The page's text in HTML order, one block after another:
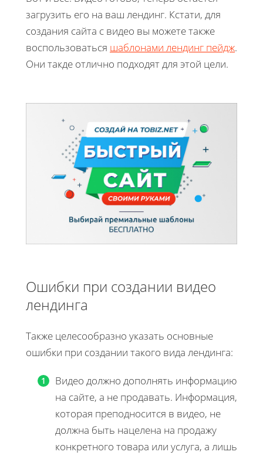
загрузить его на ваш лендинг. Кстати, для
создания сайта с видео вы можете также
воспользоваться шаблонами лендинг пейдж.
Они такде отлично подходят для этой цели.
Ошибки при создании видео
лендинга
Также целесообразно указать основные
ошибки при создании такого вида лендинга:
Видео должно дополнять информацию
на сайте, а не продавать. Информация,
которая преподносится в видео, не
должна быть нацелена на продажу
конкретного товара или услуга, а лишь